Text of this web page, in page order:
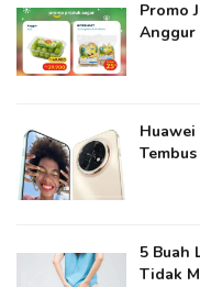
Promo
Anggur
Huawei
5 Buah
Tidak